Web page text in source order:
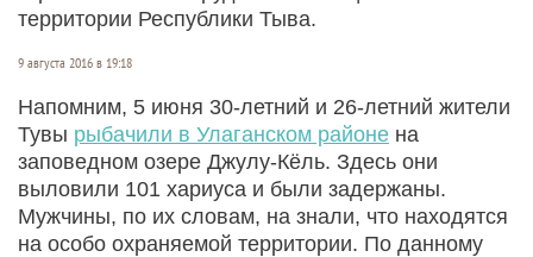
территории Республики Тыва.
9 августа 2016 в 19:18
Напомним, 5 июня 30-летний и 26-летний жители
Тувы рыбачили в Улаганском районе на
заповедном озере Джулу-Кёль. Здесь они
выловили 101 хариуса и были задержаны.
Мужчины, по их словам, на знали, что находятся
на особо охраняемой территории. По данному